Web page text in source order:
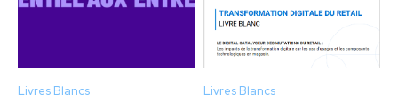
Livres Blancs Livres Blancs